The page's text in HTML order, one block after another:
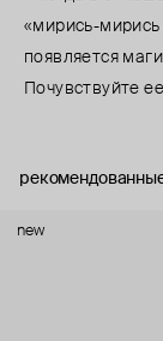
«мирись-
появляется
Почувствуйте
new